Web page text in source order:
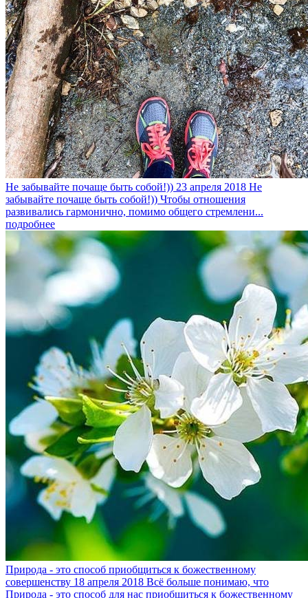
Не забывайте почаще быть собой!)) 23 апреля 2018 Не
забывайте почаще быть собой!)) Чтобы отношения
развивались гармонично, помимо общего стремлени...
подробнее
Природа - это способ приобщиться к божественному
совершенству 18 апреля 2018 Всё больше понимаю, что
Природа - это способ для нас приобщиться к божественному